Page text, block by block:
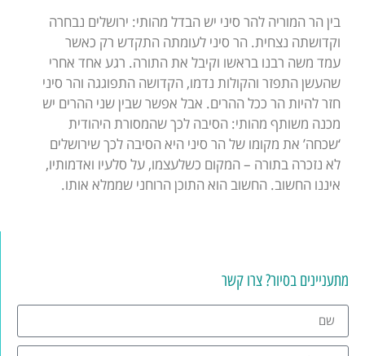
מתעניינים בסיור? צרו קשר
בין הר המוריה להר סיני יש הבדל מהותי: ירושלים נבחרה
וקדושתה נצחית. הר סיני לעומתה התקדש רק כאשר
עמד משה רבנו בראשו וקיבל את התורה. רגע אחד אחרי
שהעשן התפזר והקולות נדמו, הקדושה התפוגגה והר סיני
חזר להיות הר ככל ההרים. אבל אפשר שבין שני ההרים יש
מכנה משותף מהותי: הסיבה לכך שהמסורת היהודית
‘שכחה’ את מקומו של הר סיני היא הסיבה לכך שירושלים
לא נזכרה בתורה – המקום כשלעצמו, על סלעיו ואדמותיו,
איננו החשוב. החשוב הוא התוכן הרוחני שממלא אותו.